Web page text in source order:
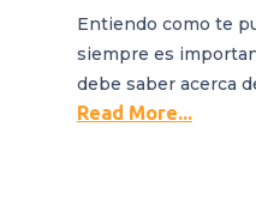
Entiendo como te
siempre es
debe saber acerca
Read More...